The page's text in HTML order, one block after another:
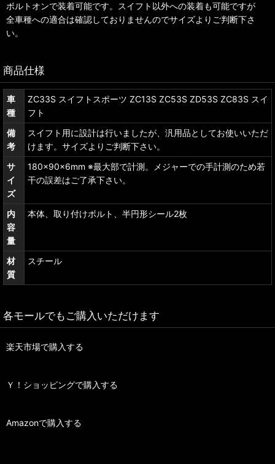
ボルトオンで装着可能です。スイフト以外への装着も可能ですが
全車種への適合は確認しておりませんのでサイズよりご判断下さ
い。
商品仕様
車
種
ZC33S スイフトスポーツ ZC13S ZC53S ZD53S ZC83S スイ
フト
備
考
スイフト用に設計は行いましたが、汎用品としてお使いいただ
けます。サイズよりご判断下さい。
サ
イ
ズ
180×90×6mm ※最大部で計測。メジャーでの手計測のため若
干の誤差はご了承下さい。
内
容
量
本体、取り付けボルト、半円形シール2枚
材
質
スチール
各モールでもご購入いただけます
楽天市場で購入する
Ｙ！ショッピングで購入する
Amazonで購入する